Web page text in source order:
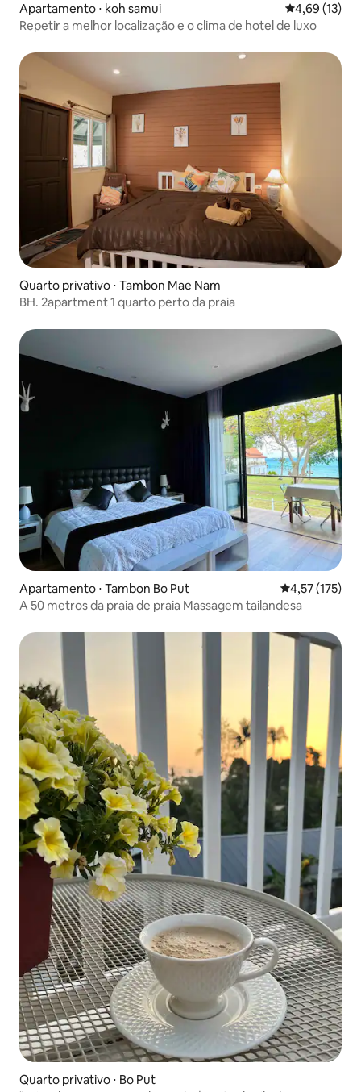
Apartamento ⋅ koh samui 4,69 de uma
4,69 (13)
Repetir a melhor localização e o clima de hotel de luxo
Quarto privativo ⋅ Tambon Mae Nam
BH. 2apartment 1 quarto perto da praia
Apartamento ⋅ Tambon Bo Put 4,57 de uma
4,57 (175)
A 50 metros da praia de praia Massagem tailandesa
Quarto privativo ⋅ Bo Put